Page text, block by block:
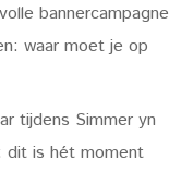
bannercampagne
waar moet je op
tijdens Simmer yn
dit is hét moment